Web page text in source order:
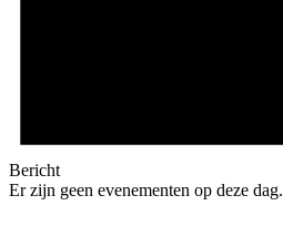
Bericht
Er zijn geen evenementen op deze dag.